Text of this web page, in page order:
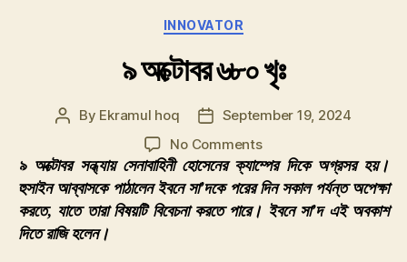
Categories
INNOVATOR
৯ অক্টোবর ৬৮০ খৃঃ
Post
By Ekramul hoq
PostSeptember 19, 2024
No Commentson
৯
অক্টোবর
৬৮০
৯ অক্টোবর সন্ধ্যায় সেনাবাহিনী হোসেনের ক্যাম্পের দিকে অগ্রসর হয়।
হুসাইন আব্বাসকে পাঠালেন ইবনে সা’দকে পরের দিন সকাল পর্যন্ত অপেক্ষা
করতে, যাতে তারা বিষয়টি বিবেচনা করতে পারে। ইবনে সা’দ এই অবকাশ
দিতে রাজি হলেন।